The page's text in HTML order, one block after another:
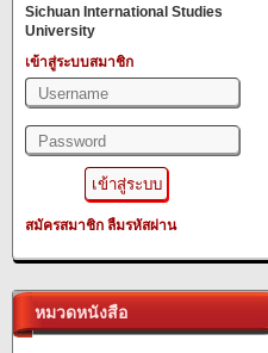
Sichuan International Studies
University
เข้าสู่ระบบสมาชิก
สมัครสมาชิก ลืมรหัสผ่าน
หมวดหนังสือ